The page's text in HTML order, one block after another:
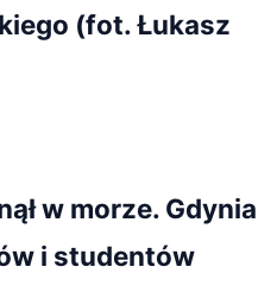
(fot. Łukasz
w morze. Gdynia
i studentów